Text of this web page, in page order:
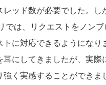
ッド数が必要でした。し
では、リクエストをノンブ
に対応できるようになり
にしてきましたが、実際
く実感することができま